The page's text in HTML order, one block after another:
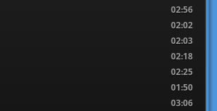
02:56
02:02
02:03
02:18
02:25
01:50
03:06